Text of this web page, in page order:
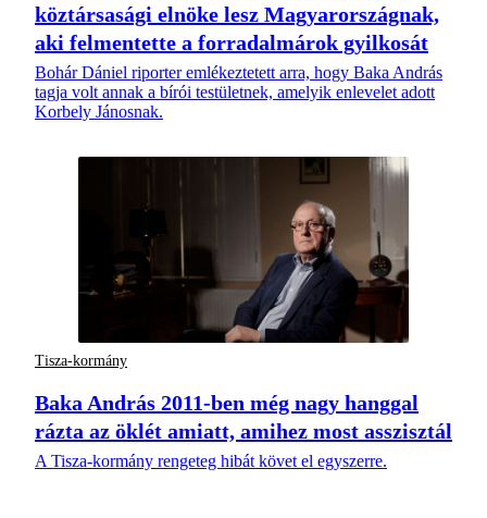
köztársasági elnöke lesz Magyarországnak,
aki felmentette a forradalmárok gyilkosát
Bohár Dániel riporter emlékeztetett arra, hogy Baka András
tagja volt annak a bírói testületnek, amelyik enlevelet adott
Korbely Jánosnak.
Tisza-kormány
Baka András 2011-ben még nagy hanggal
rázta az öklét amiatt, amihez most asszisztál
A Tisza-kormány rengeteg hibát követ el egyszerre.